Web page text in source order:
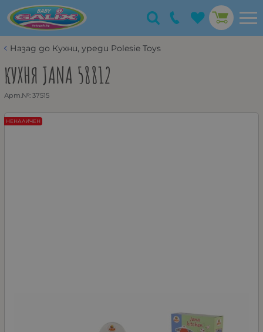
Назад до Кухни, уреди Polesie Toys
КУХНЯ JANA 58812
Арт.№: 37515
НЕНАЛИЧЕН